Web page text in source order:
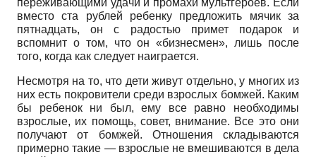
вместо ста рублей ребенку предложить мячик за
пятнадцать, он с радостью примет подарок и
вспомнит о том, что он «бизнесмен», лишь после
того, когда как следует наиграется.
Несмотря на то, что дети живут отдельно, у многих из
них есть покровители среди взрослых бомжей. Каким
бы ребенок ни был, ему все равно необходимы
взрослые, их помощь, совет, внимание. Все это они
получают от бомжей. Отношения складываются
примерно такие — взрослые не вмешиваются в дела